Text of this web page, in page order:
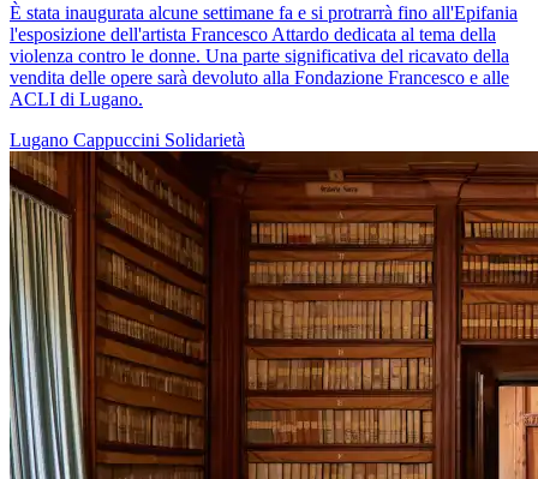
È stata inaugurata alcune settimane fa e si protrarrà fino all'Epifania
l'esposizione dell'artista Francesco Attardo dedicata al tema della
violenza contro le donne. Una parte significativa del ricavato della
vendita delle opere sarà devoluto alla Fondazione Francesco e alle
ACLI di Lugano.
Lugano Cappuccini Solidarietà